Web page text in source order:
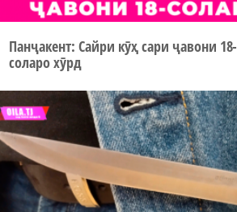
Панҷакент: Сайри кӯҳ сари ҷавони 18-
соларо хӯрд